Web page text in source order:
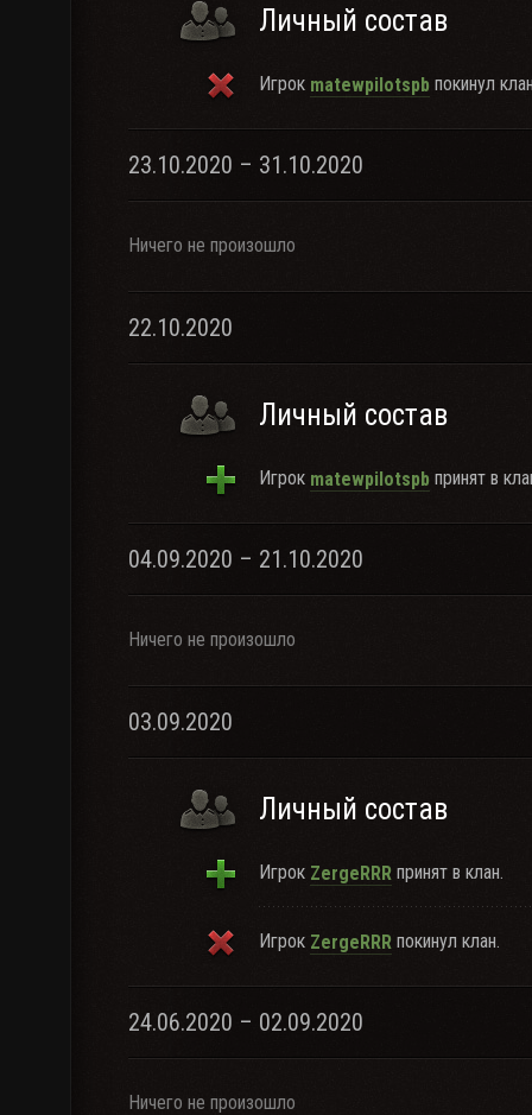
Личный состав
Игрок matewpilotspb покинул
23.10.2020 – 31.10.2020
Ничего не произошло
22.10.2020
Личный состав
Игрок matewpilotspb принят в
04.09.2020 – 21.10.2020
Ничего не произошло
03.09.2020
Личный состав
Игрок ZergeRRR принят в клан.
Игрок ZergeRRR покинул клан.
24.06.2020 – 02.09.2020
Ничего не произошло